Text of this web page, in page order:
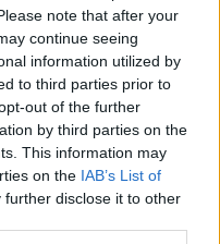
note that after your
continue seeing
information utilized by
to third parties prior to
out of the further
by third parties on the
This information may
on the IAB’s List of
further disclose it to other
azonkívül, hogy
az eddig
Hát az egér a